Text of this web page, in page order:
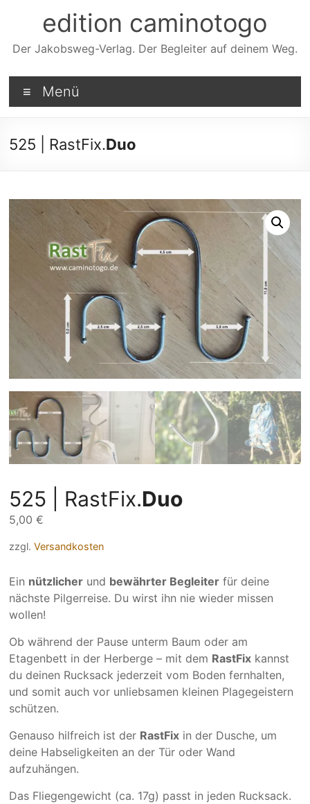
edition caminotogo
Der Jakobsweg-Verlag. Der Begleiter auf deinem Weg.
Menü
525 | RastFix.Duo
525 | RastFix.Duo
5,00€
zzgl.Versandkosten
Ein nützlicher und bewährter Begleiter für deine
nächste Pilgerreise. Du wirst ihn nie wieder missen
wollen!
Ob während der Pause unterm Baum oder am
Etagenbett in der Herberge – mit dem RastFix kannst
du deinen Rucksack jederzeit vom Boden fernhalten,
und somit auch vor unliebsamen kleinen Plagegeistern
schützen.
Genauso hilfreich ist der RastFix in der Dusche, um
deine Habseligkeiten an der Tür oder Wand
aufzuhängen.
Das Fliegengewicht (ca. 17g) passt in jeden Rucksack.